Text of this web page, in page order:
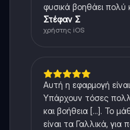
φυσικά βοηθάει πολύ
Στέφαν Σ
χρήστης iOS
Αυτή η εφαρμογή
Υπάρχουν τόσες
και βοήθεια [...]. Το
είναι τα Γαλλικά, για